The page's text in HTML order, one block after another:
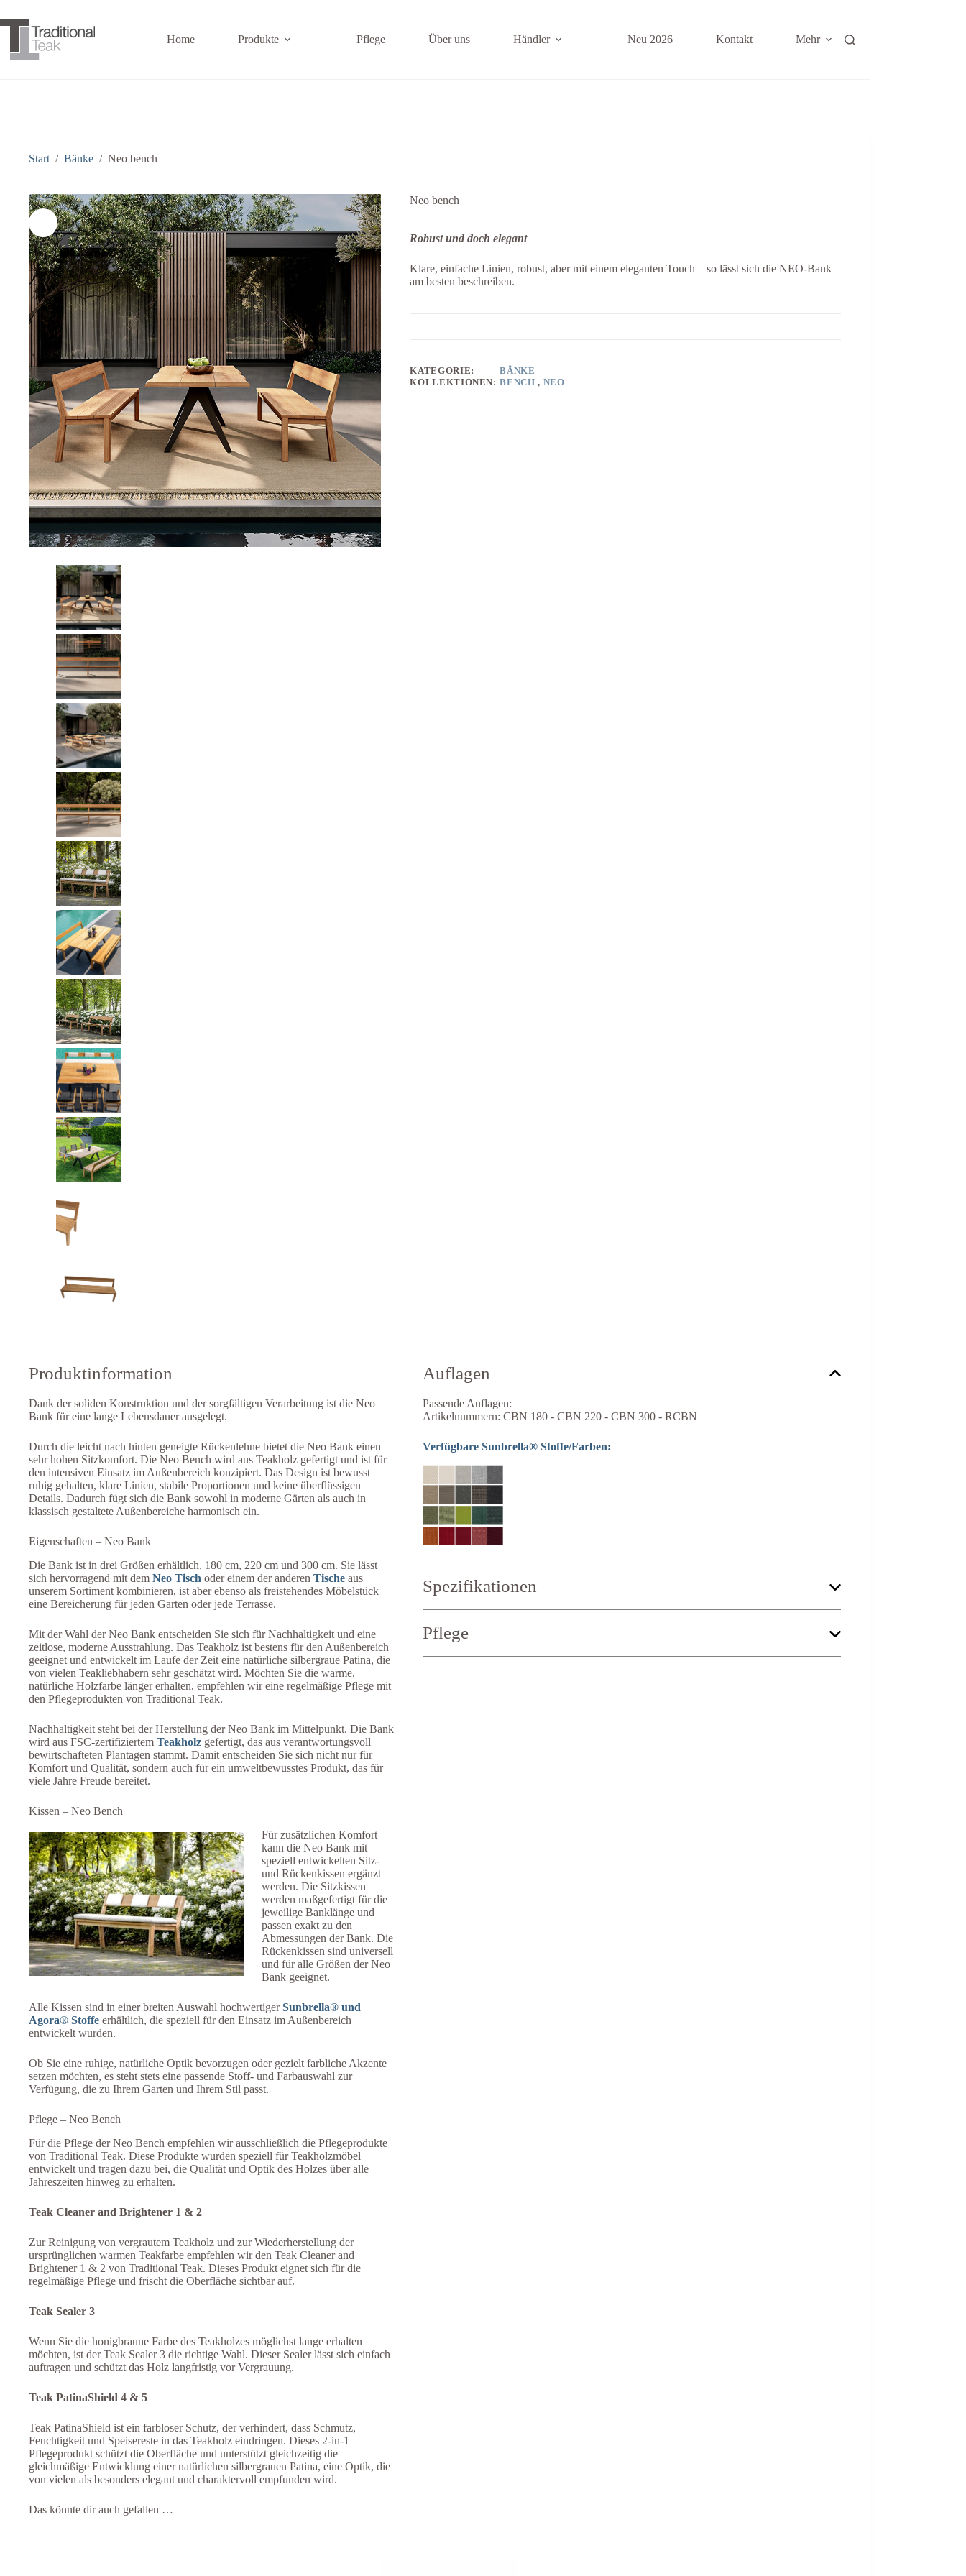
Inhalt
springen
Home Produkte Pflege Über uns Händler Neu 2026 Kontakt Mehr
Start / Bänke / Neo bench
Neo bench
Robust und doch elegant
Klare, einfache Linien, robust, aber mit einem eleganten Touch – so lässt sich die NEO-Bank
am besten beschreiben.
KATEGORIE:
BÄNKE
KOLLEKTIONEN: BENCH , NEO
Produktinformation
Dank der soliden Konstruktion und der sorgfältigen Verarbeitung ist die Neo
Bank für eine lange Lebensdauer ausgelegt.
Durch die leicht nach hinten geneigte Rückenlehne bietet die Neo Bank einen
sehr hohen Sitzkomfort. Die Neo Bench wird aus Teakholz gefertigt und ist für
den intensiven Einsatz im Außenbereich konzipiert. Das Design ist bewusst
ruhig gehalten, klare Linien, stabile Proportionen und keine überflüssigen
Details. Dadurch fügt sich die Bank sowohl in moderne Gärten als auch in
klassisch gestaltete Außenbereiche harmonisch ein.
Eigenschaften – Neo Bank
Die Bank ist in drei Größen erhältlich, 180 cm, 220 cm und 300 cm. Sie lässt
sich hervorragend mit dem Neo Tisch oder einem der anderen Tische aus
unserem Sortiment kombinieren, ist aber ebenso als freistehendes Möbelstück
eine Bereicherung für jeden Garten oder jede Terrasse.
Mit der Wahl der Neo Bank entscheiden Sie sich für Nachhaltigkeit und eine
zeitlose, moderne Ausstrahlung. Das Teakholz ist bestens für den Außenbereich
geeignet und entwickelt im Laufe der Zeit eine natürliche silbergraue Patina, die
von vielen Teakliebhabern sehr geschätzt wird. Möchten Sie die warme,
natürliche Holzfarbe länger erhalten, empfehlen wir eine regelmäßige Pflege mit
den Pflegeprodukten von Traditional Teak.
Nachhaltigkeit steht bei der Herstellung der Neo Bank im Mittelpunkt. Die Bank
wird aus FSC-zertifiziertem Teakholz gefertigt, das aus verantwortungsvoll
bewirtschafteten Plantagen stammt. Damit entscheiden Sie sich nicht nur für
Komfort und Qualität, sondern auch für ein umweltbewusstes Produkt, das für
viele Jahre Freude bereitet.
Kissen – Neo Bench
Für zusätzlichen Komfort
kann die Neo Bank mit
speziell entwickelten Sitz-
und Rückenkissen ergänzt
werden. Die Sitzkissen
werden maßgefertigt für die
jeweilige Banklänge und
passen exakt zu den
Abmessungen der Bank. Die
Rückenkissen sind universell
und für alle Größen der Neo
Bank geeignet.
Alle Kissen sind in einer breiten Auswahl hochwertigerSunbrella® und
Agora® Stoffe erhältlich, die speziell für den Einsatz im Außenbereich
entwickelt wurden.
Ob Sie eine ruhige, natürliche Optik bevorzugen oder gezielt farbliche Akzente
setzen möchten, es steht stets eine passende Stoff- und Farbauswahl zur
Verfügung, die zu Ihrem Garten und Ihrem Stil passt.
Pflege – Neo Bench
Für die Pflege der Neo Bench empfehlen wir ausschließlich die Pflegeprodukte
von Traditional Teak. Diese Produkte wurden speziell für Teakholzmöbel
entwickelt und tragen dazu bei, die Qualität und Optik des Holzes über alle
Jahreszeiten hinweg zu erhalten.
Teak Cleaner and Brightener 1 & 2
Zur Reinigung von vergrautem Teakholz und zur Wiederherstellung der
ursprünglichen warmen Teakfarbe empfehlen wir den Teak Cleaner and
Brightener 1 & 2 von Traditional Teak. Dieses Produkt eignet sich für die
regelmäßige Pflege und frischt die Oberfläche sichtbar auf.
Teak Sealer 3
Wenn Sie die honigbraune Farbe des Teakholzes möglichst lange erhalten
möchten, ist der Teak Sealer 3 die richtige Wahl. Dieser Sealer lässt sich einfach
auftragen und schützt das Holz langfristig vor Vergrauung.
Teak PatinaShield 4 & 5
Teak PatinaShield ist ein farbloser Schutz, der verhindert, dass Schmutz,
Feuchtigkeit und Speisereste in das Teakholz eindringen. Dieses 2-in-1
Pflegeprodukt schützt die Oberfläche und unterstützt gleichzeitig die
gleichmäßige Entwicklung einer natürlichen silbergrauen Patina, eine Optik, die
von vielen als besonders elegant und charaktervoll empfunden wird.
Auflagen
Passende Auflagen:
Artikelnummern: CBN 180 - CBN 220 - CBN 300 - RCBN
Verfügbare Sunbrella® Stoffe/Farben:
Spezifikationen
Tiefe:
Höhe:
Sitztiefe:52 cm
Pflege
Das könnte dir auch gefallen …